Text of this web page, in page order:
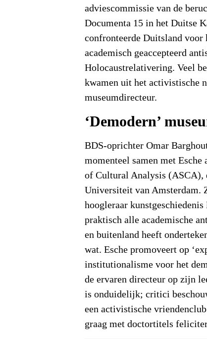
adviescommissie van de
Documenta 15 in het Duitse
confronteerde Duitsland
academisch geaccepteerd
Holocaustrelativering. Veel
kwamen uit het activistische
museumdirecteur.
‘Demodern’
BDS-oprichter Omar
momenteel samen met Esche
of Cultural Analysis (ASCA),
Universiteit van Amsterdam.
hoogleraar
praktisch alle academische
en buitenland heeft
wat. Esche promoveert op
institutionalisme voor het
de ervaren directeur op zijn
is onduidelijk; critici
een activistische
graag met doctortitels